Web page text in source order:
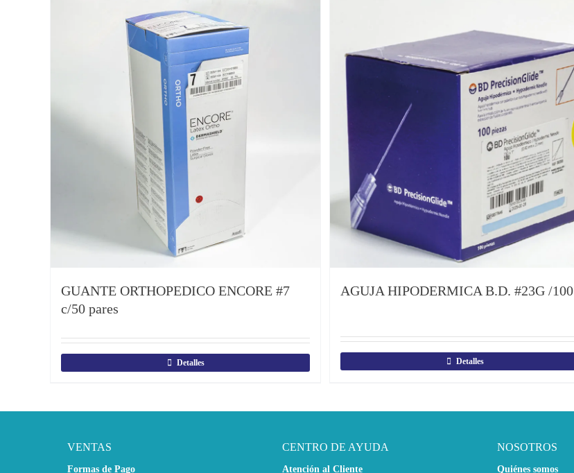
GUANTE ORTHOPEDICO ENCORE #7
c/50 pares
Detalles
AGUJA HIPODERMICA B.D. #23G /100
Detalles
VENTAS
Formas de Pago
CENTRO DE AYUDA
Atención al Cliente
NOSOTROS
Quiénes somos